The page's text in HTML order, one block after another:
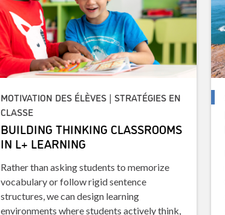
MOTIVATION DES ÉLÈVES | STRATÉGIES EN
CLASSE
BUILDING THINKING CLASSROOMS
IN L+ LEARNING
Rather than asking students to memorize
vocabulary or follow rigid sentence
structures, we can design learning
environments where students actively think,